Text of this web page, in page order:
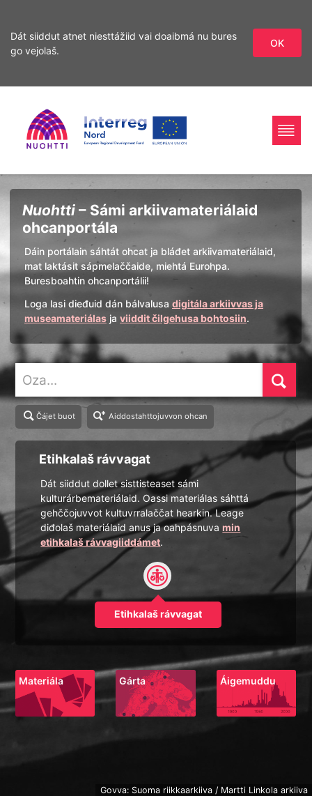
Dát siiddut atnet niesttážiid vai doaibmá nu bures
go vejolaš.
OK
ohcamii
sisdollui
Home
Page
Interreg
Nord
Ohcan
Nuohtti – Sámi arkiivamateriálaid
ohcanportála
Dáin portálain sáhtát ohcat ja bláđet arkiivamateriálaid,
mat laktásit sápmelaččaide, miehtá Eurohpa.
Buresboahtin ohcanportálii!
Loga lasi dieđuid dán bálvalusa digitála arkiivvas ja
museamateriálas ja viiddit čilgehusa bohtosiin.
Čájet buot Aiddostahttojuvvon ohcan
Etihkalaš rávvagat
Dát siiddut dollet sisttisteaset sámi
kulturárbemateriálaid. Oassi materiálas sáhttá
gehččojuvvot kultuvrralaččat hearkin. Leage
diđolaš materiálaid anus ja oahpásnuvamin
etihkalaš rávvagiiddámet.
Etihkalaš rávvagat
Materiála Gárta Áigemuddu
Govva: Suoma riikkaarkiiva / Martti Linkola arkiiva